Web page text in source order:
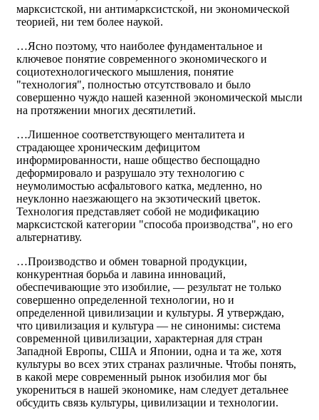
марксистской, ни антимарксистской, ни экономической
теорией, ни тем более наукой.
…Ясно поэтому, что наиболее фундаментальное и
ключевое понятие современного экономического и
социотехнологического мышления, понятие
"технология", полностью отсутствовало и было
совершенно чуждо нашей казенной экономической мысли
на протяжении многих десятилетий.
…Лишенное соответствующего менталитета и
страдающее хроническим дефицитом
информированности, наше общество беспощадно
деформировало и разрушало эту технологию с
неумолимостью асфальтового катка, медленно, но
неуклонно наезжающего на экзотический цветок.
Технология представляет собой не модификацию
марксистской категории "способа производства", но его
альтернативу.
…Производство и обмен товарной продукции,
конкурентная борьба и лавина инноваций,
обеспечивающие это изобилие, — результат не только
совершенно определенной технологии, но и
определенной цивилизации и культуры. Я утверждаю,
что цивилизация и культура — не синонимы: система
современной цивилизации, характерная для стран
Западной Европы, США и Японии, одна и та же, хотя
культуры во всех этих странах различные. Чтобы понять,
в какой мере современный рынок изобилия мог бы
укорениться в нашей экономике, нам следует детальнее
обсудить связь культуры, цивилизации и технологии.